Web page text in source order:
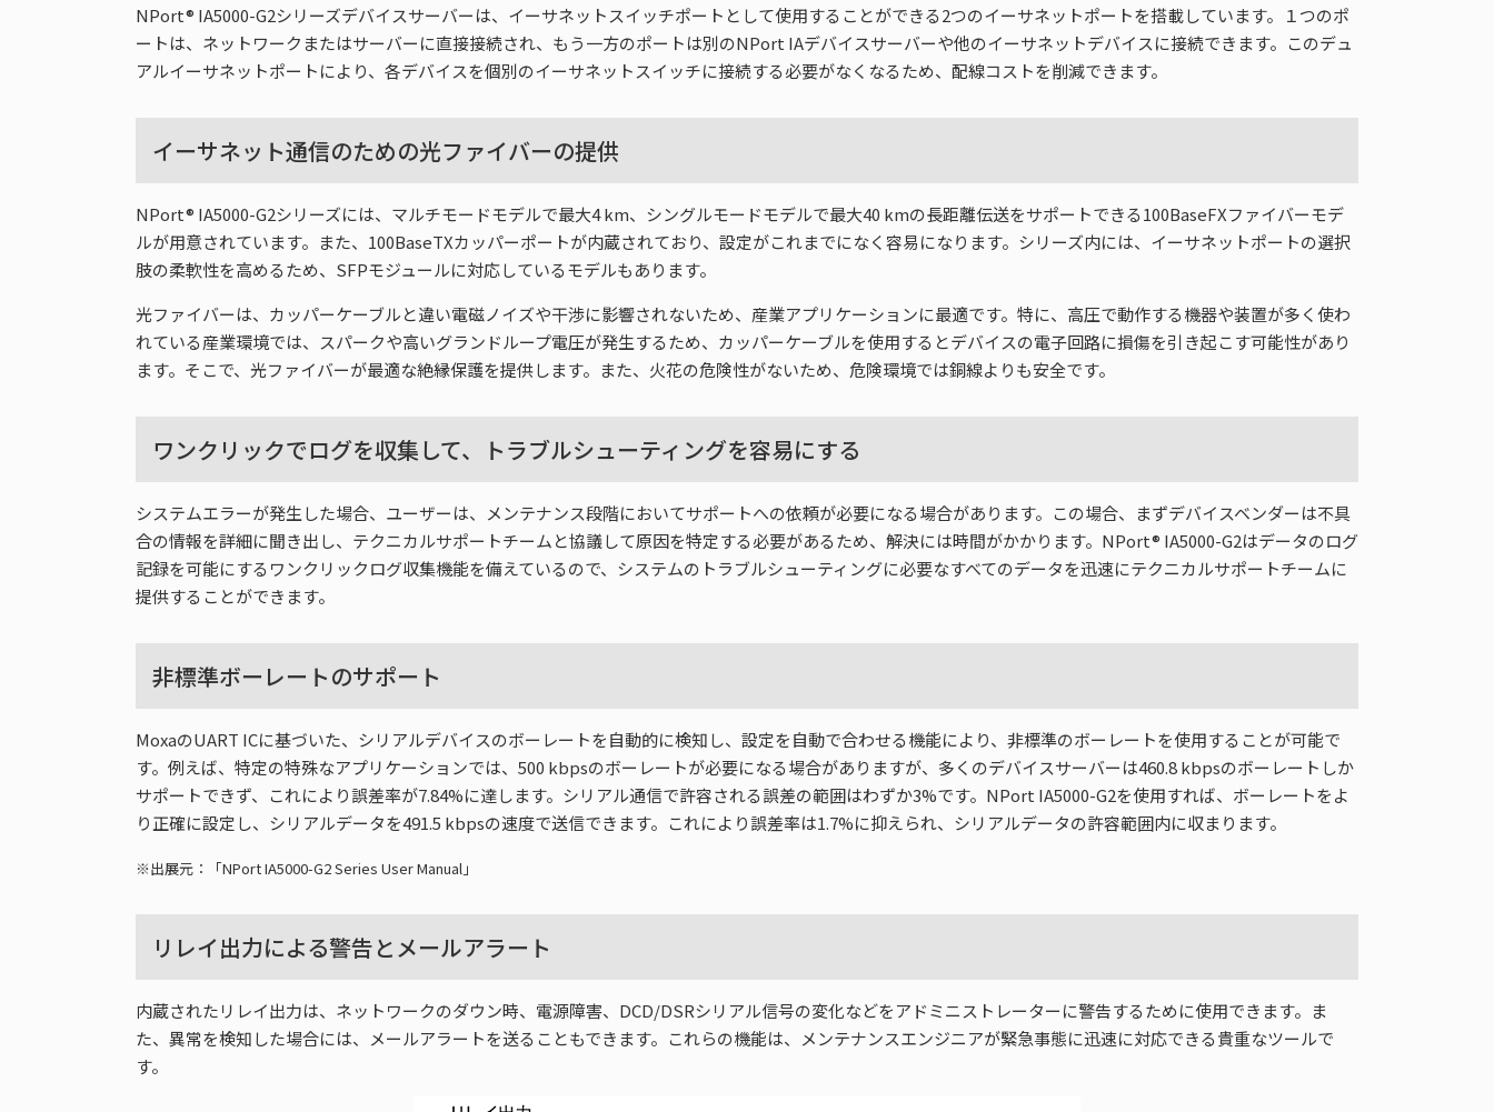
NPort® IA5000-G2シリーズデバイスサーバーは、イーサネットスイッチポートとして使用することができる2つのイーサネットポートを搭載しています。１つのポ
ートは、ネットワークまたはサーバーに直接接続され、もう一方のポートは別のNPort IAデバイスサーバーや他のイーサネットデバイスに接続できます。このデュ
アルイーサネットポートにより、各デバイスを個別のイーサネットスイッチに接続する必要がなくなるため、配線コストを削減できます。
イーサネット通信のための光ファイバーの提供
NPort® IA5000-G2シリーズには、マルチモードモデルで最大4 km、シングルモードモデルで最大40 kmの長距離伝送をサポートできる100BaseFXファイバーモデ
ルが用意されています。また、100BaseTXカッパーポートが内蔵されており、設定がこれまでになく容易になります。シリーズ内には、イーサネットポートの選択
肢の柔軟性を高めるため、SFPモジュールに対応しているモデルもあります。
光ファイバーは、カッパーケーブルと違い電磁ノイズや干渉に影響されないため、産業アプリケーションに最適です。特に、高圧で動作する機器や装置が多く使わ
れている産業環境では、スパークや高いグランドループ電圧が発生するため、カッパーケーブルを使用するとデバイスの電子回路に損傷を引き起こす可能性があり
ます。そこで、光ファイバーが最適な絶縁保護を提供します。また、火花の危険性がないため、危険環境では銅線よりも安全です。
ワンクリックでログを収集して、トラブルシューティングを容易にする
システムエラーが発生した場合、ユーザーは、メンテナンス段階においてサポートへの依頼が必要になる場合があります。この場合、まずデバイスベンダーは不具
合の情報を詳細に聞き出し、テクニカルサポートチームと協議して原因を特定する必要があるため、解決には時間がかかります。NPort® IA5000-G2はデータのログ
記録を可能にするワンクリックログ収集機能を備えているので、システムのトラブルシューティングに必要なすべてのデータを迅速にテクニカルサポートチームに
提供することができます。
非標準ボーレートのサポート
MoxaのUART ICに基づいた、シリアルデバイスのボーレートを自動的に検知し、設定を自動で合わせる機能により、非標準のボーレートを使用することが可能で
す。例えば、特定の特殊なアプリケーションでは、500 kbpsのボーレートが必要になる場合がありますが、多くのデバイスサーバーは460.8 kbpsのボーレートしか
サポートできず、これにより誤差率が7.84%に達します。シリアル通信で許容される誤差の範囲はわずか3%です。NPort IA5000-G2を使用すれば、ボーレートをよ
り正確に設定し、シリアルデータを491.5 kbpsの速度で送信できます。これにより誤差率は1.7%に抑えられ、シリアルデータの許容範囲内に収まります。
※出展元：「NPort IA5000-G2 Series User Manual」
リレイ出力による警告とメールアラート
内蔵されたリレイ出力は、ネットワークのダウン時、電源障害、DCD/DSRシリアル信号の変化などをアドミニストレーターに警告するために使用できます。ま
た、異常を検知した場合には、メールアラートを送ることもできます。これらの機能は、メンテナンスエンジニアが緊急事態に迅速に対応できる貴重なツールで
す。